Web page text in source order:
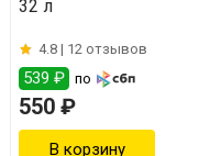
32 л
4.8 | 12 отзывов
539 ₽ по
550 ₽